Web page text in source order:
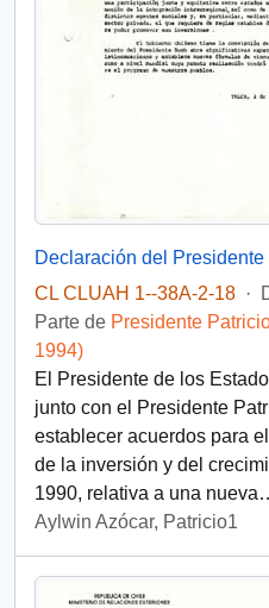
Declaración del
CL CLUAH 1--38A-2-18 ·
Parte de Presidente
1994)
El Presidente de los
junto con el Presidente
establecer acuerdos para
de la inversión y del
1990, relativa a una nueva
Aylwin Azócar, Patricio1